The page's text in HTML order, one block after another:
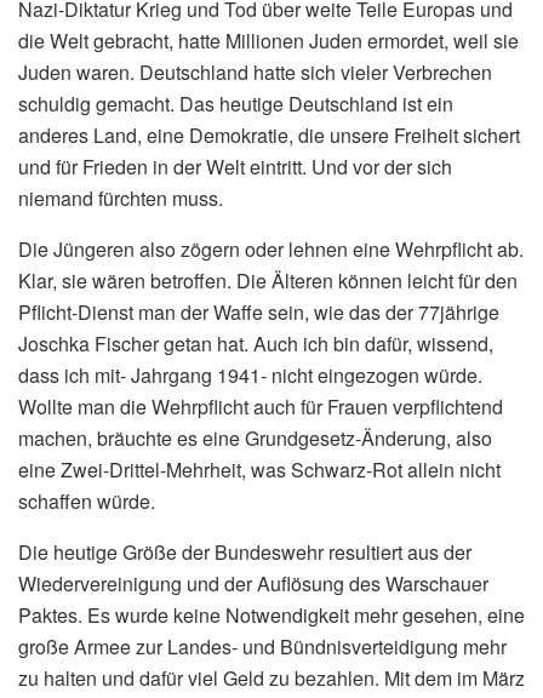
Nazi-Diktatur Krieg und Tod über weite Teile Europas und
die Welt gebracht, hatte Millionen Juden ermordet, weil sie
Juden waren. Deutschland hatte sich vieler Verbrechen
schuldig gemacht. Das heutige Deutschland ist ein
anderes Land, eine Demokratie, die unsere Freiheit sichert
und für Frieden in der Welt eintritt. Und vor der sich
niemand fürchten muss.
Die Jüngeren also zögern oder lehnen eine Wehrpflicht ab.
Klar, sie wären betroffen. Die Älteren können leicht für den
Pflicht-Dienst man der Waffe sein, wie das der 77jährige
Joschka Fischer getan hat. Auch ich bin dafür, wissend,
dass ich mit- Jahrgang 1941- nicht eingezogen würde.
Wollte man die Wehrpflicht auch für Frauen verpflichtend
machen, bräuchte es eine Grundgesetz-Änderung, also
eine Zwei-Drittel-Mehrheit, was Schwarz-Rot allein nicht
schaffen würde.
Die heutige Größe der Bundeswehr resultiert aus der
Wiedervereinigung und der Auflösung des Warschauer
Paktes. Es wurde keine Notwendigkeit mehr gesehen, eine
große Armee zur Landes- und Bündnisverteidigung mehr
zu halten und dafür viel Geld zu bezahlen. Mit dem im März